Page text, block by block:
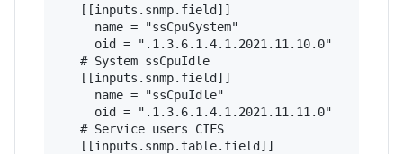
   [[inputs.snmp.field]]
     name = "ssCpuSystem"
     oid = ".1.3.6.1.4.1.2021.11.10.0"
   # System ssCpuIdle
   [[inputs.snmp.field]]
     name = "ssCpuIdle"
     oid = ".1.3.6.1.4.1.2021.11.11.0"
   # Service users CIFS
   [[inputs.snmp.table.field]]